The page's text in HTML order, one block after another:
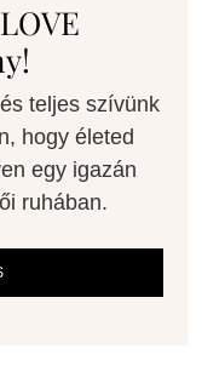
teljes szívünk
hogy életed
egy igazán
ruhában.